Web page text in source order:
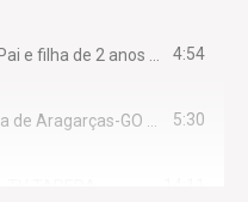
4:54
5:30